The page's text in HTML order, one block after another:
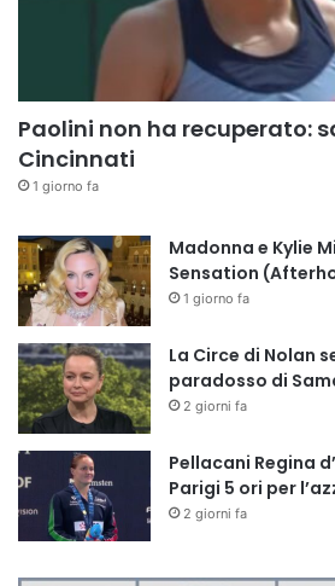
Paolini non ha recuperato:
Cincinnati
1 giorno fa
Madonna e Kylie
Sensation
1 giorno fa
La Circe di Nolan
paradosso di
2 giorni fa
Pellacani Regina
Parigi 5 ori per
2 giorni fa